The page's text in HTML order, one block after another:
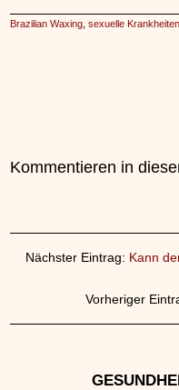
Brazilian Waxing sexuelle Krankheiten
Kommentieren in
Nächster Eintrag: Kann
Vorheriger